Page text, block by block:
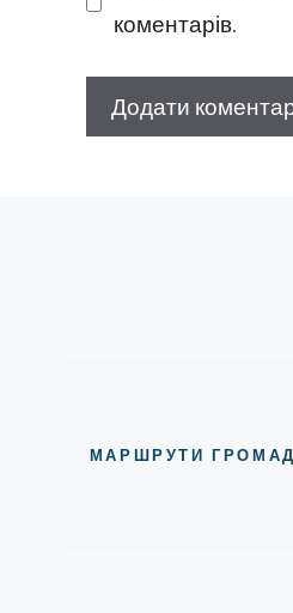
коментарів.
МАРШРУТИ